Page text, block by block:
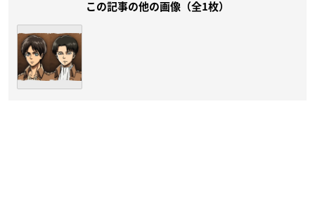
この記事の他の画像（全1枚）